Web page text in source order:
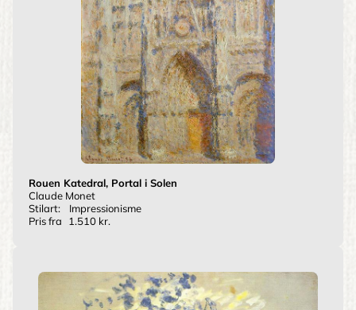
Rouen Katedral, Portal i Solen
Claude Monet
Stilart:
Impressionisme
Pris fra
1.510 kr.